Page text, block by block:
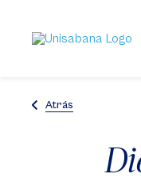
contenido
principal
Atrás